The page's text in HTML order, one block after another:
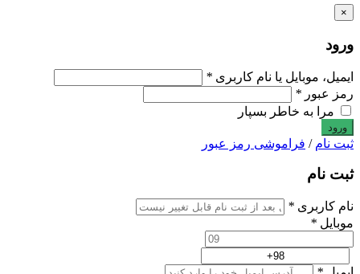
×
ورود
ایمیل، موبایل یا نام کاربری *
رمز عبور *
مرا به خاطر بسپار
ثبت نام / فراموشی رمز عبور
ثبت نام
نام کاربری *
موبایل *